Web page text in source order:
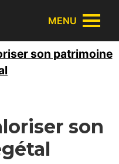
MENU
son patrimoine
son